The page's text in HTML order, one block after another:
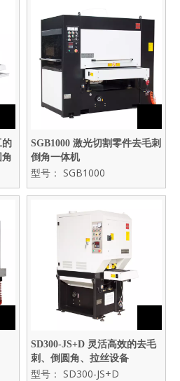
的
SGB1000 激光切割零件去毛刺
倒角一体机
型号： SGB1000
SD300-JS+D 灵活高效的去毛
刺、倒圆角、拉丝设备
型号： SD300-JS+D